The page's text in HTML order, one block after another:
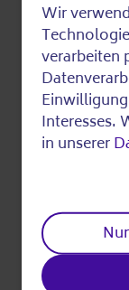
Use
of
data
and
Wir
verarbeiten
Interesses.
in unserer